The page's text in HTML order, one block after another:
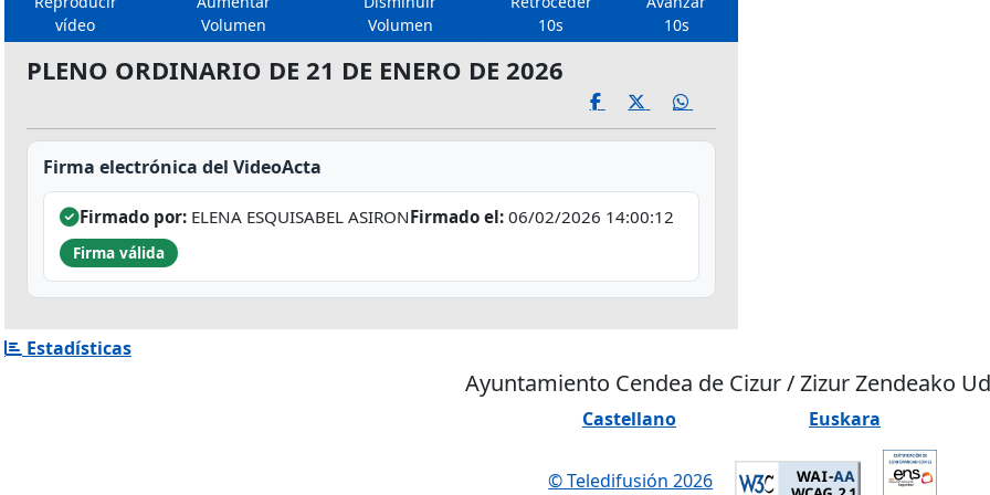
vídeo
Volumen
Volumen
10s
10s
PLENO ORDINARIO DE 21 DE ENERO DE 2026
Firma electrónica del VideoActa
Firmado por: ELENA ESQUISABEL ASIRONFirmado el: 06/02/2026 14:00:12
Firma válida
Estadísticas
Ayuntamiento Cendea de Cizur / Zizur Zendeako
Castellano Euskara
© Teledifusión 2026